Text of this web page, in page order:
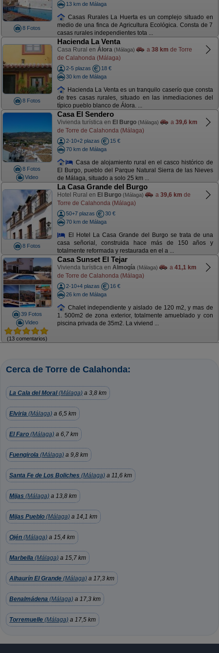
8 Fotos
13 km de Málaga
Casas Rurales La Huerta es un complejo situado en
medio de una finca de Agricultura Ecológica. Consta de 7
casas rurales independientes tota ...
8 Fotos
Hacienda La Venta
Casa Rural en Álora (Málaga) a 38 km de Torre
de Calahonda (Málaga)
2-5 plazas
18 €
30 km de Málaga
Hacienda La Venta es un tranquilo caserío que consta
de tres casas rurales, situado en las inmediaciones del
típico pueblo blanco de Álora. ...
8 Fotos
Video
Casa El Sendero
Vivienda turística en El Burgo (Málaga) a 39,6 km
de Torre de Calahonda (Málaga)
2-10+2 plazas
15 €
70 km de Málaga
Casa de alojamiento rural en el casco histórico de
El Burgo, pueblo del Parque Natural Sierra de las Nieves
de Málaga, situado a solo 25 km ...
8 Fotos
La Casa Grande del Burgo
Hotel Rural en El Burgo (Málaga) a 39,6 km de
Torre de Calahonda (Málaga)
50+7 plazas
30 €
70 km de Málaga
El Hotel La Casa Grande del Burgo se trata de una
casa señorial, construida hace más de 150 años y
totalmente reformada y restaurada en el a ...
39 Fotos
Video
(13 comentarios)
Casa Sunset El Tejar
Vivienda turística en Almogía (Málaga) a 41,1 km
de Torre de Calahonda (Málaga)
2-10+4 plazas
16 €
26 km de Málaga
Chalet independiente y aislado de 120 m2, y mas de
1. 500m2 de zona exterior, totalmente amueblado y con
piscina privada de 35m2. La viviend ...
Cerca de Torre de Calahonda:
La Cala del Moral(Málaga) a 3,8 km
Elviria (Málaga) a 6,5 km
El Faro (Málaga) a 6,7 km
Fuengirola (Málaga) a 9,8 km
Santa Fe de Los Boliches (Málaga) a 11,6 km
Mijas (Málaga) a 13,8 km
Mijas Pueblo (Málaga) a 14,1 km
Ojén (Málaga) a 15,4 km
Marbella (Málaga) a 15,7 km
Alhaurín El Grande (Málaga) a 17,3 km
Benalmádena (Málaga) a 17,3 km
Torremuelle (Málaga) a 17,5 km